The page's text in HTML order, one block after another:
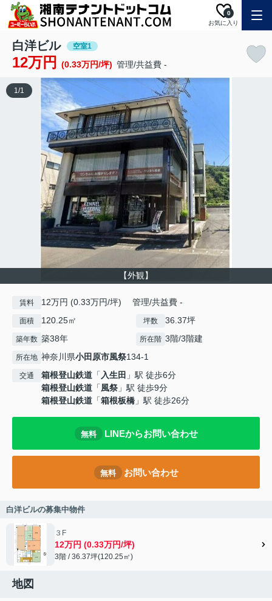
お気に入り
0
白洋ビル 空室1
12万円 (0.33万円/坪) 管理/共益費 -
【外観】
1/1
賃料 12万円 (0.33万円/坪) 管理/共益費 -
面積 120.25㎡ 坪数 36.37坪
築年数 築38年 所在階 3階/3階建
所在地 神奈川県小田原市風祭134-1
交通 箱根登山鉄道 「入生田 」駅 徒歩6分
箱根登山鉄道 「風祭 」駅 徒歩9分
箱根登山鉄道 「箱根板橋 」駅 徒歩26分
無料 LINEからお問い合わせ
無料 お問い合わせ
白洋ビルの募集中物件
３F
12万円 (0.33万円/坪)
3階 / 36.37坪(120.25㎡)
地図